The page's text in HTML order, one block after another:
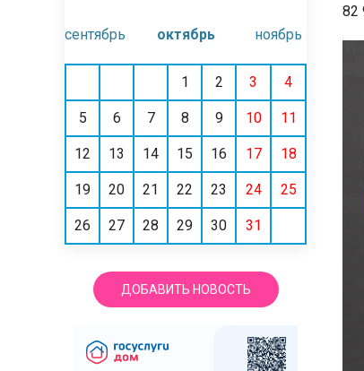
сентябрь октябрь ноябрь
1 2 3 4
5 6 7 8 9 10 11
12 13 14 15 16 17 18
19 20 21 22 23 24 25
26 27 28 29 30 31
ДОБАВИТЬ НОВОСТЬ
82